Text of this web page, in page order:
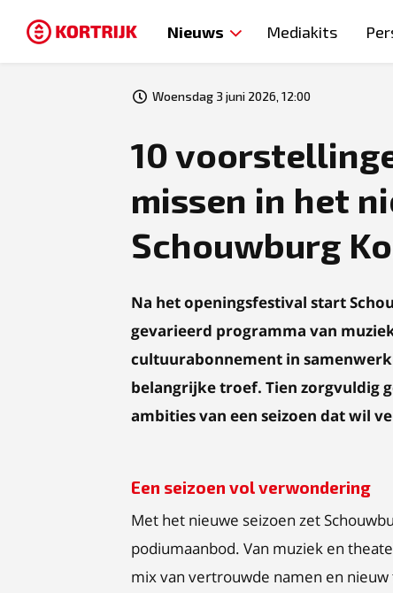
Nieuws Mediakits
Woensdag 3 juni 2026, 12:00
10
missen in het
Schouwburg
Na het openingsfestival start
gevarieerd programma van
cultuurabonnement in
belangrijke troef. Tien zorgvuldig
ambities van een seizoen dat wil
Een seizoen vol verwondering
Met het nieuwe seizoen zet
podiumaanbod. Van muziek en
mix van vertrouwde namen en